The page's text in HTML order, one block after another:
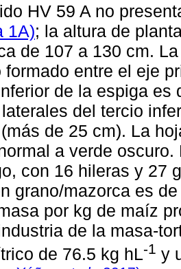
HV 59 A no
1A); la altura de
de 107 a 130 cm.
formado entre el eje
de la espiga es
del tercio
de 25 cm). La
a verde
con 16 hileras y 27
grano/mazorca es
por kg de maíz
de la masa-
de 76.5 kg hL-1 y